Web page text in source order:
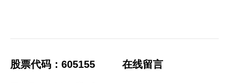
股票代码：605155 在线留言